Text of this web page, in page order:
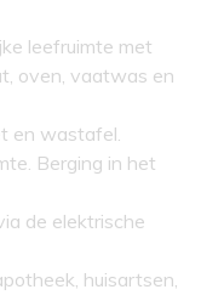
leefruimte met
oven, vaatwas en
en wastafel.
Berging in het
de elektrische
huisartsen,